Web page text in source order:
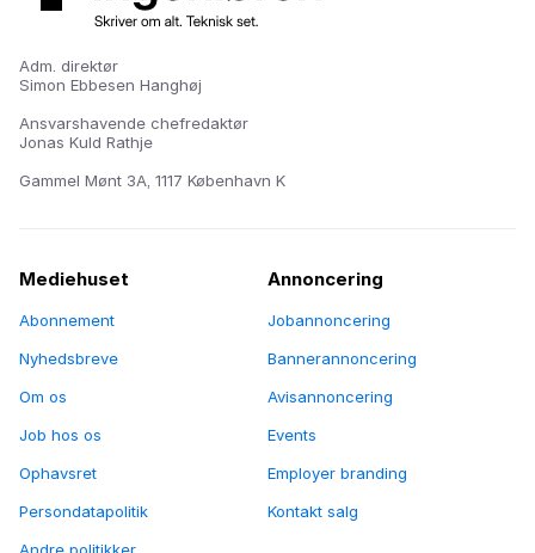
Adm. direktør
Simon Ebbesen Hanghøj
Ansvarshavende chefredaktør
Jonas Kuld Rathje
Gammel Mønt 3A, 1117 København K
Mediehuset
Abonnement
Nyhedsbreve
Om os
Job hos os
Ophavsret
Persondatapolitik
Annoncering
Jobannoncering
Bannerannoncering
Avisannoncering
Events
Employer branding
Kontakt salg